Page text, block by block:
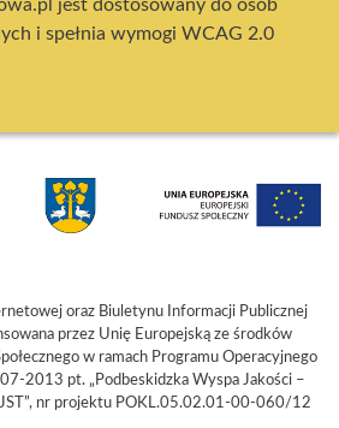
jest dostosowany do osób
i spełnia wymogi WCAG 2.0
oraz Biuletynu Informacji Publicznej
przez Unię Europejską ze środków
w ramach Programu Operacyjnego
2013 pt. „Podbeskidzka Wyspa Jakości –
JST”, nr projektu POKL.05.02.01-00-060/12